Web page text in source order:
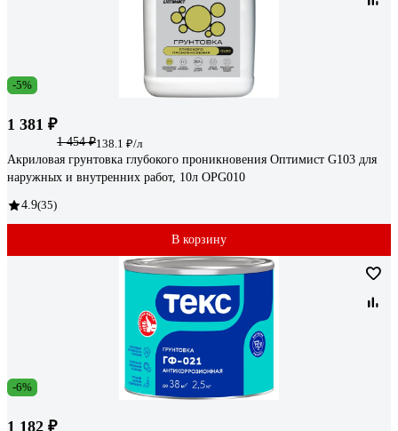
-5%
1 381 ₽
1 454 ₽138.1 ₽/л
Акриловая грунтовка глубокого проникновения Оптимист G103 для
наружных и внутренних работ, 10л OPG010
4.9(35)
В корзину
-6%
1 182 ₽